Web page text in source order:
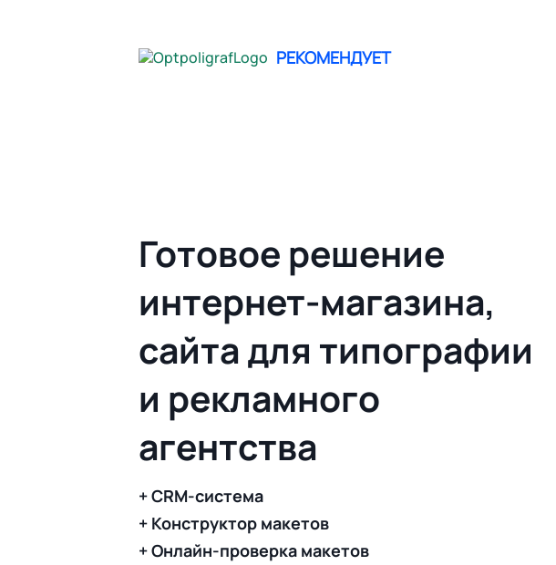
РЕКОМЕНДУЕТ
Готовое решение
интернет-магазина,
сайта для типографии
и рекламного
агентства
+ CRM-система
+ Конструктор макетов
+ Онлайн-проверка макетов